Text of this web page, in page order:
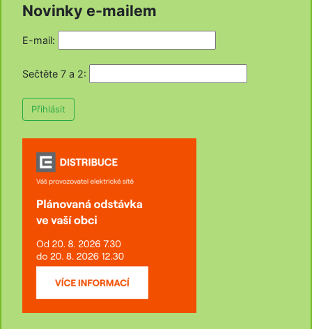
Novinky e-mailem
E-mail:
Sečtěte 7 a 2:
Přihlásit